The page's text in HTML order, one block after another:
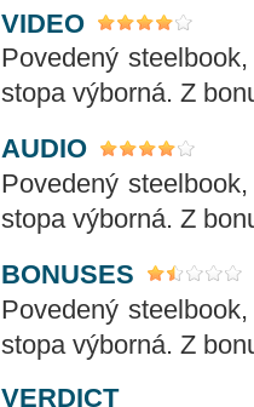
VIDEO
Povedený
stopa výborná. Z
AUDIO
Povedený
stopa výborná. Z
BONUSES
Povedený
stopa výborná. Z
VERDICT